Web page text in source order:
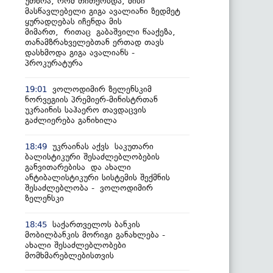
მასწავლებელი გიგა ავალიანი ზედმეტ
ყურადღებას იჩენდა მის
მიმართ, რითაც გაბაშვილი წააქეზა,
თანამზრახველებთან ერთად თავს
დასხმოდა გიგა ავალიანს -
პროკურატურა
19:01
ვოლოდიმირ ზელენსკიმ
ნორვეგიის პრემიერ-მინისტრთან
უკრაინის საჰაერო თავდაცვის
გაძლიერება განიხილა
18:49 უკრაინას აქვს საკუთარი
ბალისტიკური შესაძლებლობების
განვითარებისა და ახალი
ანტიბალისტიკური სისტემის შექმნის
შესაძლებლობა - ვოლოდიმირ
ზელენსკი
18:45 საქართველოს ბანკის
მობილბანკის მორიგი განახლება -
ახალი შესაძლებლობები
მომხმარებლებისთვის